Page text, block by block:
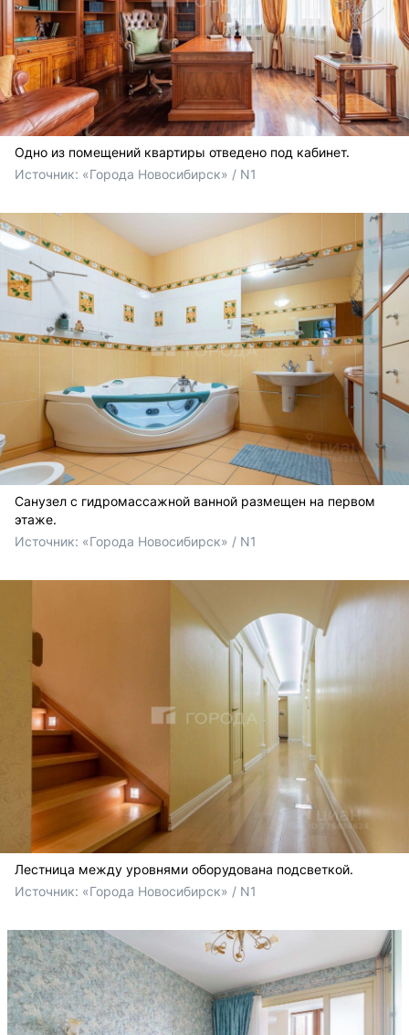
Одно из помещений квартиры отведено под кабинет.
Источник: «Города Новосибирск» / N1
Санузел с гидромассажной ванной размещен на первом
этаже.
Источник: «Города Новосибирск» / N1
Лестница между уровнями оборудована подсветкой.
Источник: «Города Новосибирск» / N1